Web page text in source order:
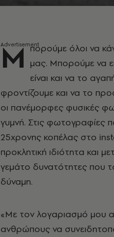
Μ πορούμε όλοι να
μας. Μπορούμε να
είναι και να το
φροντίζουμε και να το
οι πανέμορφες φυσικές
γυμνή. Στις φωτογραφίες
25χρονης κοπέλας στο
προκλητική ιδιότητα και
γεμάτο δυνατότητες που το
δύναμη.
«Με τον λογαριασμό μου
ανθρώπους να